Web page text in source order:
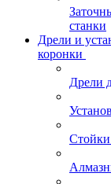
станки
Дрели и
коронки
Дрели
Стойки